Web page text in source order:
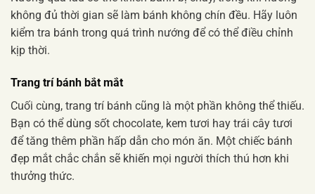
không đủ thời gian sẽ làm bánh không chín đều. Hãy luôn
kiểm tra bánh trong quá trình nướng để có thể điều chỉnh
kịp thời.
Trang trí bánh bắt mắt
Cuối cùng, trang trí bánh cũng là một phần không thể thiếu.
Bạn có thể dùng sốt chocolate, kem tươi hay trái cây tươi
để tăng thêm phần hấp dẫn cho món ăn. Một chiếc bánh
đẹp mắt chắc chắn sẽ khiến mọi người thích thú hơn khi
thưởng thức.